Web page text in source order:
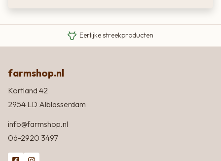
Eigen Limousin runderen
Eerlijke streekproducten
farmshop.nl
Kortland 42
2954 LD Alblasserdam
info@farmshop.nl
06-2920 3497